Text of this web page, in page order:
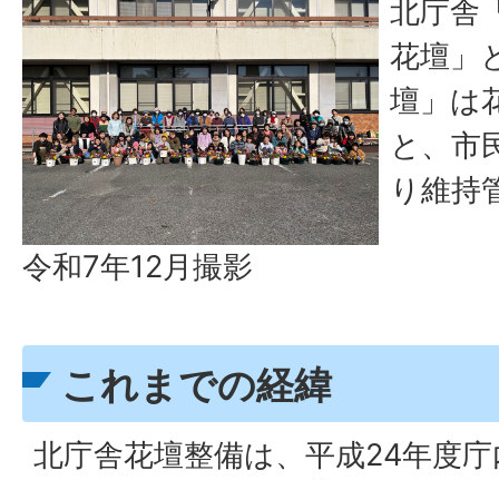
令和7年12月撮影
北庁舎
花壇」
壇」は
と、市
り維持
これまでの経緯
北庁舎花壇整備は、平成24年度